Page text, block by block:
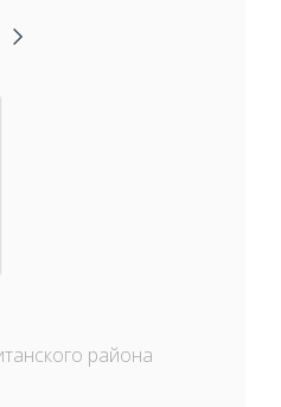
района